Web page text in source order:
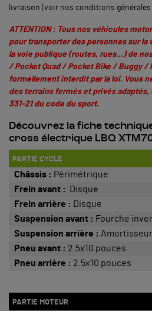
livraison (voir nos conditions générales
ATTENTION : Tous nos véhicules
pour transporter des personnes sur la
la voie publique (routes, rues…) de
/ Pocket Quad / Pocket Bike / Buggy
formellement interdit par la loi. Vous
des terrains fermés et privés
331-21 du code du sport.
Découvrez la fiche
cross électrique LBQ
PARTIE CYCLE
Châssis : Périmétrique
Frein avant : Disque
Frein arrière : Disque
Suspension avant : Fourche
Suspension arrière :
Pneu avant : 2.5x10 pouces
Pneu arrière : 2.5x10 pouces
PARTIE MOTEUR